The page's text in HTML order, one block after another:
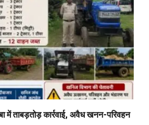
में ताबड़तोड़ कार्रवाई, अवैध खनन-परिवहन